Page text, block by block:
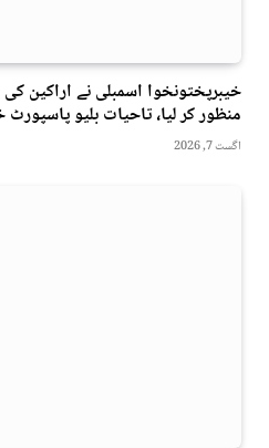
خیبرپختونخوا اسمبلی نے اراکین
منظور کر لیا، تاحیات بلیو پاسپورٹ
اگست 7, 2026